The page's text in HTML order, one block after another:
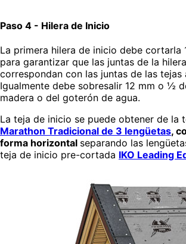
Paso 4 - Hilera de Inicio
La primera hilera de inicio debe cortarla
para garantizar que las juntas de la
correspondan con las juntas de las tejas
Igualmente debe sobresalir 12 mm o ½
madera o del goterón de agua.
La teja de inicio se puede obtener de la
Marathon Tradicional de 3 lengüetas,
forma horizontal separando las
teja de inicio pre-cortada IKO Leading